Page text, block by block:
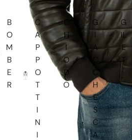
B
O
M
B
E
R
C
A
P
P
O
T
T
I
N
I
C
H
I
O
D
O
G
I
A
C
H
E
S
C
A
G
IL
E
T